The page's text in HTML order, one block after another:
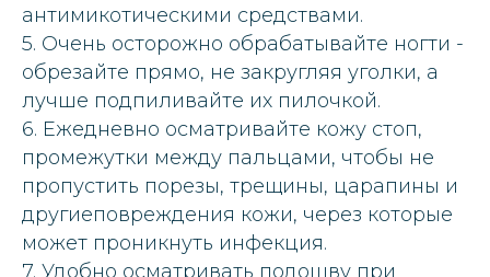
антимикотическими средствами.
5. Очень осторожно обрабатывайте ногти -
обрезайте прямо, не закругляя уголки, а
лучше подпиливайте их пилочкой.
6. Ежедневно осматривайте кожу стоп,
промежутки между пальцами, чтобы не
пропустить порезы, трещины, царапины и
другиеповреждения кожи, через которые
может проникнуть инфекция.
7. Удобно осматривать подошву при